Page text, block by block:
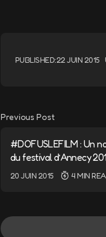
PUBLISHED:22 JUIN 2015
Previous Post
#DOFUSLEFILM : Un
du festival d’Annecy
20 JUIN 2015 4 MIN